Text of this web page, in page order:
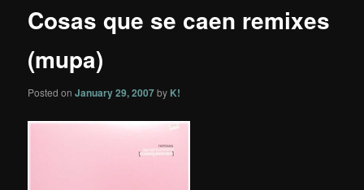
Cosas que se caen remixes
(mupa)
Posted onJanuary 29, 2007by K!